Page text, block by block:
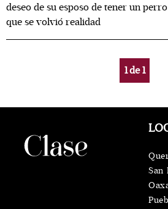
deseo de su esposo de tener un
que se volvió realidad
1de1
San